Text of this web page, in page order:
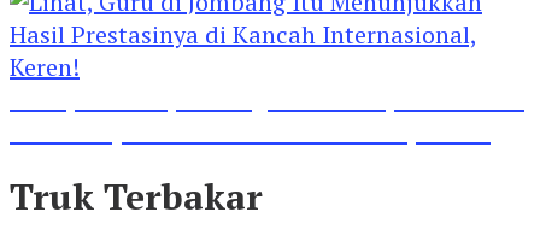
Truk Terbakar